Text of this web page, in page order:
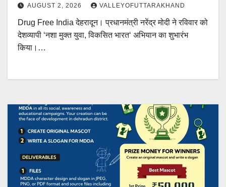
AUGUST 2, 2026 VALLEYOFUTTARAKHAND
Drug Free India देहरादून। प्रधानमंत्री नरेंद्र मोदी ने रविवार को
देशव्यापी ‘नशा मुक्त युवा, विकसित भारत‘ अभियान का शुभारंभ
किया।…